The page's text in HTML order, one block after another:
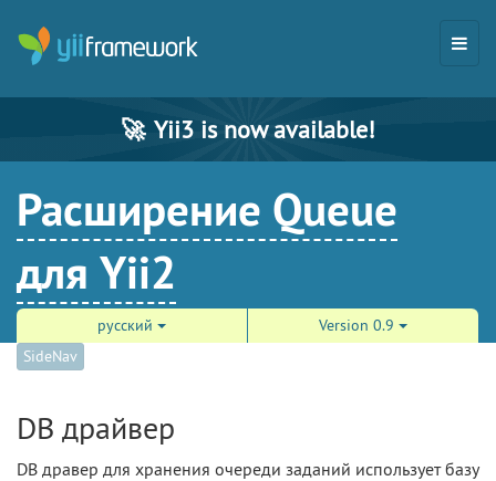
🚀 Yii3 is now available!
Расширение Queue
для Yii2
русский
Version 0.9
SideNav
DB драйвер
DB дравер для хранения очереди заданий использует базу